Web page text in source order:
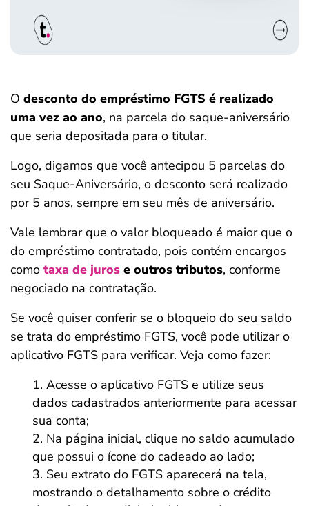
O desconto do empréstimo FGTS é realizado
uma vez ao ano, na parcela do saque-aniversário
que seria depositada para o titular.
Logo, digamos que você antecipou 5 parcelas do
seu Saque-Aniversário, o desconto será realizado
por 5 anos, sempre em seu mês de aniversário.
Vale lembrar que o valor bloqueado é maior que o
do empréstimo contratado, pois contém encargos
como taxa de juros e outros tributos, conforme
negociado na contratação.
Se você quiser conferir se o bloqueio do seu saldo
se trata do empréstimo FGTS, você pode utilizar o
aplicativo FGTS para verificar. Veja como fazer:
Acesse o aplicativo FGTS e utilize seus
dados cadastrados anteriormente para acessar
sua conta;
Na página inicial, clique no saldo acumulado
que possui o ícone do cadeado ao lado;
Seu extrato do FGTS aparecerá na tela,
mostrando o detalhamento sobre o crédito